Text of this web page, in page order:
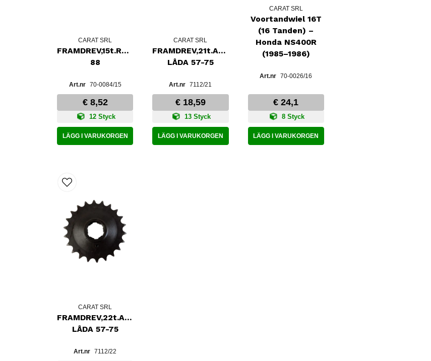
CARAT SRL
FRAMDREV,15t.RD350LC/YPVS83-
88
70-0084/15
€ 8,52
12 Styck
LÄGG I VARUKORGEN
CARAT SRL
FRAMDREV,21t.AMC-
LÅDA 57-75
7112/21
€ 18,59
13 Styck
LÄGG I VARUKORGEN
CARAT SRL
Voortandwiel 16T
(16 Tanden) –
Honda NS400R
(1985–1986)
70-0026/16
€ 24,1
8 Styck
LÄGG I VARUKORGEN
CARAT SRL
FRAMDREV,22t.AMC-
LÅDA 57-75
7112/22